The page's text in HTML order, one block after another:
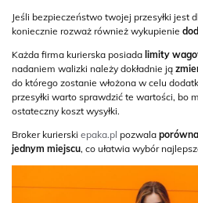
Jeśli bezpieczeństwo twojej przesyłki jest
koniecznie rozważ również wykupienie
Każda firma kurierska posiada limity
nadaniem walizki należy dokładnie ją
do którego zostanie włożona w celu
przesyłki warto sprawdzić te wartości, bo
ostateczny koszt wysyłki.
Broker kurierski epaka.pl pozwala
jednym miejscu, co ułatwia wybór